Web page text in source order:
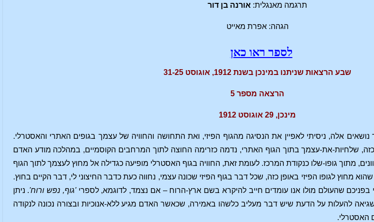
תרגמה מאנגלית: אורנה בן דור
הגהה: אפרת מאייט
לספר ראו כאן
שבע הרצאות שניתנו במינכן בשנת 1912, אוגוסט 31-25
הרצאה מספר 5
מינכן, 29 אוגוסט 1912
אלה, ניסיתי לאפיין את הנסיגה מהגוף הפיזי, ואת התחושה והחוויה של עצמך בגופים האתרי והאסטרלי.
שלחיות-את-עצמך בתוך הגוף האתרי, נדמה כזרימה החוצה לתוך המרחבים הקוסמיים, במהלכה מודע האדם
מתוך גופו-שלו כנקודת המרכז. לעומת זאת, החוויה בגוף האסטרלי מופיעה כגדילה אל מחוץ לעצמך לתוך הגוף
מחוץ לגופו הפיזי באופן כזה, שכל דבר בגוף הפיזי שכונה עצמי, נחווה כעת כדבר החיצוני לי, דבר הקיים בחוץ.
שהעולם מולו אנו עומדים חייב להיקרא בשם ארץ-הרוח – אם נצמד, לדוגמא, לספרי'גוף, נפש ורוח'. ניתן
להעלות על הדעת שיש דבר מעליב כלשהו באמירה, שכאשר האדם מגיע ללא-אנוכיות ובצורה נכונה לנקודה
האסטרלי.